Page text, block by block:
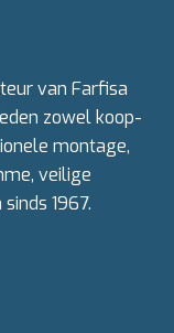
van Farfisa
zowel koop-
montage,
veilige
1967.